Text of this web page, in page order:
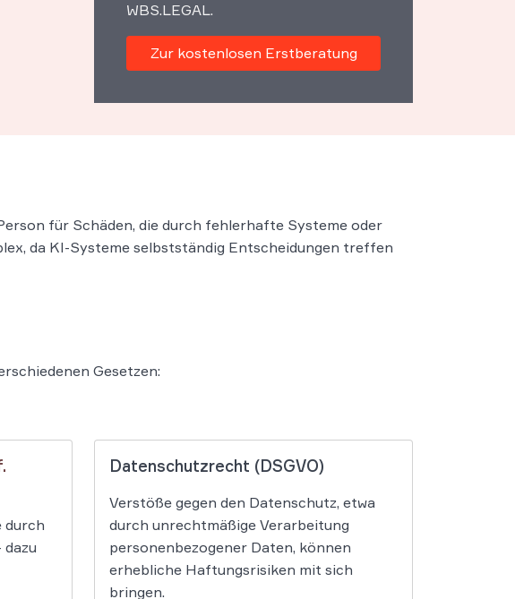
WBS.LEGAL.
Zur kostenlosen Erstberatung
für Schäden, die durch fehlerhafte Systeme oder
da KI-Systeme selbstständig Entscheidungen treffen
Gesetzen:
durch
Datenschutzrecht (DSGVO)
Verstöße gegen den Datenschutz, etwa
durch unrechtmäßige Verarbeitung
personenbezogener Daten, können
erhebliche Haftungsrisiken mit sich
bringen.